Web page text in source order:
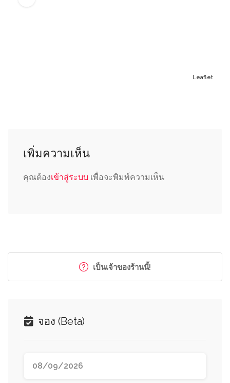
Leaflet
เพิ่มความเห็น
คุณต้องเข้าสู่ระบบ เพื่อจะพิมพ์ความเห็น
เป็นเจ้าของร้านนี้!
จอง (Beta)